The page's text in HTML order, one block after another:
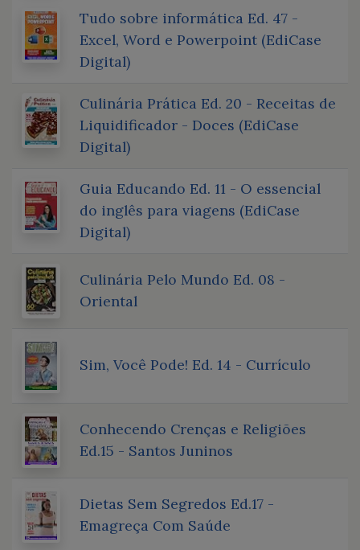
Tudo sobre informática Ed. 47 -
Excel, Word e Powerpoint (EdiCase
Digital)
Culinária Prática Ed. 20 - Receitas de
Liquidificador - Doces (EdiCase
Digital)
Guia Educando Ed. 11 - O essencial
do inglês para viagens (EdiCase
Digital)
Culinária Pelo Mundo Ed. 08 -
Oriental
Sim, Você Pode! Ed. 14 - Currículo
Conhecendo Crenças e Religiões
Ed.15 - Santos Juninos
Dietas Sem Segredos Ed.17 -
Emagreça Com Saúde